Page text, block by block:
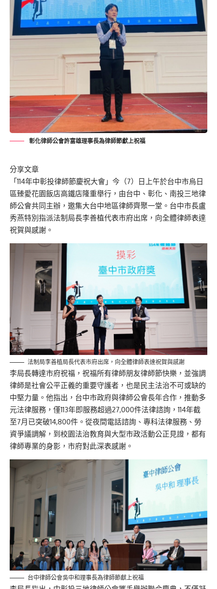
彰化律師公會許富雄理事長為律師節獻上祝福
分享文章
「114年中彰投律師節慶祝大會」今（7）日上午於台中市烏日
區臻愛花園飯店高鐵店隆重舉行，由台中、彰化、南投三地律
師公會共同主辦，邀集大台中地區律師齊聚一堂。台中市長盧
秀燕特別指派法制局長李善植代表市府出席，向全體律師表達
祝賀與感謝。
法制局李善植局長代表市府出席，向全體律師表達祝賀與感謝
李局長轉達市府祝福，祝福所有律師朋友律師節快樂，並強調
律師是社會公平正義的重要守護者，也是民主法治不可或缺的
中堅力量。他指出，台中市政府與律師公會長年合作，推動多
元法律服務，僅113年即服務超過27,000件法律諮詢，114年截
至7月已突破14,800件。從夜間電話諮詢、專科法律服務、勞
資爭議調解，到校園法治教育與大型市政活動公正見證，都有
律師專業的身影，市府對此深表感謝。
台中律師公會吳中和理事長為律師節獻上祝福